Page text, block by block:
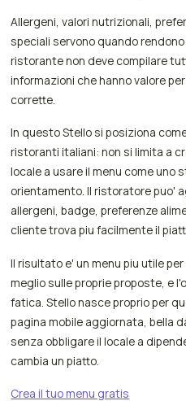
Allergeni, valori nutrizionali,
speciali servono quando
ristorante non deve compilare
informazioni che hanno valore
corrette.
In questo Stello si posiziona
ristoranti italiani: non si limita a
locale a usare il menu come uno
orientamento. Il ristoratore puo'
allergeni, badge, preferenze
cliente trova piu facilmente il
Il risultato e' un menu piu utile
meglio sulle proprie proposte, e
fatica. Stello nasce proprio per
pagina mobile aggiornata, bella
senza obbligare il locale a
cambia un piatto.
Crea il tuo menu gratis